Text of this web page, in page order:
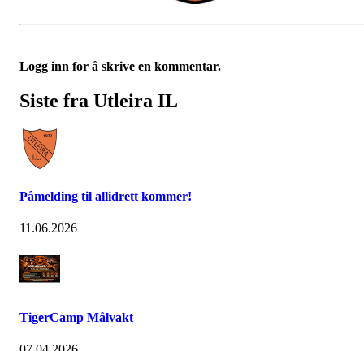
Logg inn for å skrive en kommentar.
Siste fra Utleira IL
Påmelding til allidrett kommer!
11.06.2026
TigerCamp Målvakt